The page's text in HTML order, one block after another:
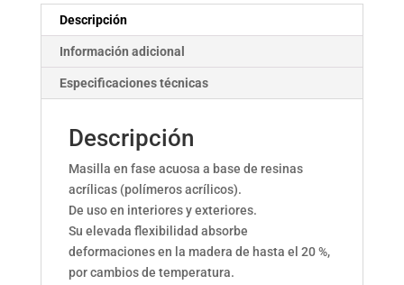
Descripción
Información adicional
Especificaciones técnicas
Descripción
Masilla en fase acuosa a base de resinas
acrílicas (polímeros acrílicos).
De uso en interiores y exteriores.
Su elevada flexibilidad absorbe
deformaciones en la madera de hasta el 20 %,
por cambios de temperatura.